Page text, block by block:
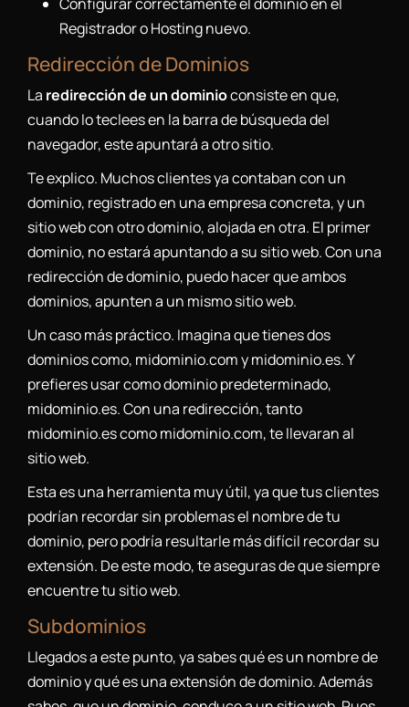
Registrador o Hosting nuevo.
Redirección de Dominios
La redirección de un dominioconsiste en que,
cuando lo teclees en la barra de búsqueda del
navegador, este apuntará a otro sitio.
Te explico. Muchos clientes ya contaban con un
dominio, registrado en una empresa concreta, y un
sitio web con otro dominio, alojada en otra. El primer
dominio, no estará apuntando a su sitio web. Con una
redirección de dominio, puedo hacer que ambos
dominios, apunten a un mismo sitio web.
Un caso más práctico. Imagina que tienes dos
dominios como, midominio.com y midominio.es. Y
prefieres usar como dominio predeterminado,
midominio.es. Con una redirección, tanto
midominio.es como midominio.com, te llevaran al
sitio web.
Esta es una herramienta muy útil, ya que tus clientes
podrían recordar sin problemas el nombre de tu
dominio, pero podría resultarle más difícil recordar su
extensión. De este modo, te aseguras de que siempre
encuentre tu sitio web.
Subdominios
Llegados a este punto, ya sabes qué es un nombre de
dominio y qué es una extensión de dominio. Además